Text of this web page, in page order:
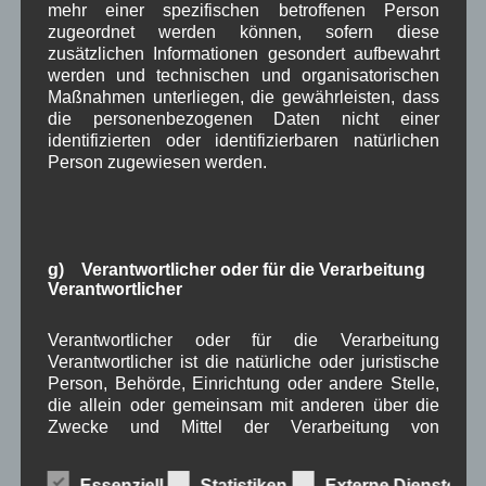
Freiwilliger
Wehrdienst Übermittlung von Daten an das
Bundesamt für Wehrverwaltung.
Weiterlesen
Herbstfest der Gebirgsschützen
2015
Am Tag der
Deutschen Einheit
war es wieder
soweit. Die
mehr einer spezifischen betroffenen Person
zugeordnet werden können, sofern diese
zusätzlichen Informationen gesondert aufbewahrt
werden und technischen und organisatorischen
Maßnahmen unterliegen, die gewährleisten, dass
die personenbezogenen Daten nicht einer
identifizierten oder identifizierbaren natürlichen
Person zugewiesen werden.
g) Verantwortlicher oder für die Verarbeitung
Verantwortlicher
Verantwortlicher oder für die Verarbeitung
Verantwortlicher ist die natürliche oder juristische
Person, Behörde, Einrichtung oder andere Stelle,
die allein oder gemeinsam mit anderen über die
Zwecke und Mittel der Verarbeitung von
Zwecke und Mittel dieser Verarbeitung durch das